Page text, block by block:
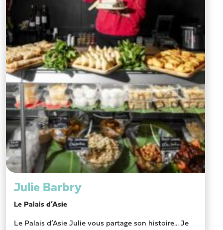
Julie Barbry
Le Palais d’Asie
Le Palais d’Asie Julie vous partage son histoire… Je